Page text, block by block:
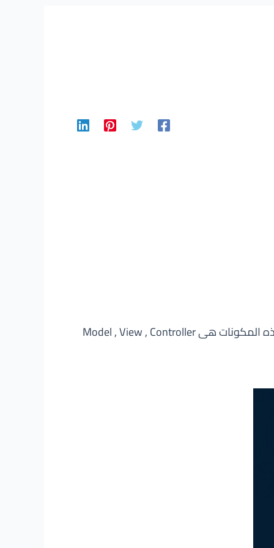
وهو اختصار لModel-View-Controller وهو نمط يستخدم لفصل مكونات المشروع المنطقية عن بعضها وهذه المكونات هى Model , View , Controller